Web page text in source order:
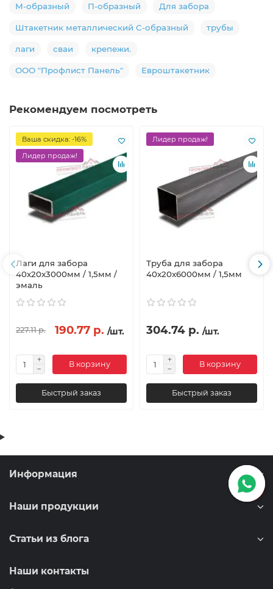
М-образный П-образный Для забора
Штакетник металлический С-образный трубы
лаги сваи крепежи.
ООО "Профлист Панель" Евроштакетник
Рекомендуем посмотреть
Ваша скидка: -16%
Лидер продаж!
Лаги для забора
40х20x3000мм / 1,5мм /
эмаль
227.11 р. 190.77 р. /шт.
В корзину
Быстрый заказ
Лидер продаж!
Труба для забора
40х20x6000мм / 1,5мм
304.74 р. /шт.
В корзину
Быстрый заказ
Информация
Наши продукции
Статьи из блога
Наши контакты